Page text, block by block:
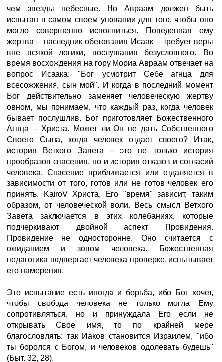
чем звезды небесные. Но Авраам должен быть
испытан в самом своем уповании для того, чтобы оно
могло совершенно исполниться. Поведенная ему
жертва – наследник обетования Исаак – требует веры
вне всякой логики, послушания безусловного. Во
время восхождения на гору Мориа Авраам отвечает на
вопрос Исаака: "Бог усмотрит Себе агнца для
всесожжения, сын мой". И когда в последний момент
Бог действительно заменяет человеческую жертву
овном, мы понимаем, что каждый раз, когда человек
бывает послушлив, Бог приготовляет Божественного
Агнца – Христа. Может ли Он не дать Собственного
Своего Сына, когда человек отдает своего? Итак,
история Ветхого Завета – это не только история
прообразов спасения, но и история отказов и согласий
человека. Спасение приближается или отдаляется в
зависимости от того, готов или не готов человек его
принять. KairoV Христа, Его "время" зависит, таким
образом, от человеческой воли. Весь смысл Ветхого
Завета заключается в этих колебаниях, которые
подчеркивают двойной аспект Провидения.
Провидение не односторонне, Оно считается с
ожиданием и зовом человека. Божественная
педагогика подвергает человека проверке, испытывает
его намерения.
Это испытание есть иногда и борьба, ибо Бог хочет,
чтобы свобода человека не только могла Ему
сопротивляться, но и принуждала Его если не
открывать Свое имя, то по крайней мере
благословлять: так Иаков становится Израилем, "ибо
ты боролся с Богом, и человеков одолевать будешь"
(Быт. 32, 28).